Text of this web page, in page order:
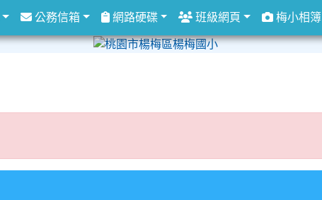
公務信箱 網路硬碟 班級網頁 梅小相簿